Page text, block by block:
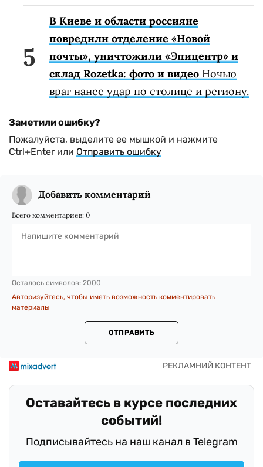
В Киеве и области россияне
повредили отделение «Новой
почты», уничтожили «Эпицентр» и
склад Rozetka: фото и видео Ночью
враг нанес удар по столице и региону.
Заметили ошибку?
Пожалуйста, выделите ее мышкой и нажмите
Ctrl+Enter или Отправить ошибку
Добавить комментарий
Всего комментариев: 0
Осталось символов: 2000
Авторизуйтесь, чтобы иметь возможность комментировать
материалы
ОТПРАВИТЬ
Оставайтесь в курсе последних
событий!
Подписывайтесь на наш канал в Telegram